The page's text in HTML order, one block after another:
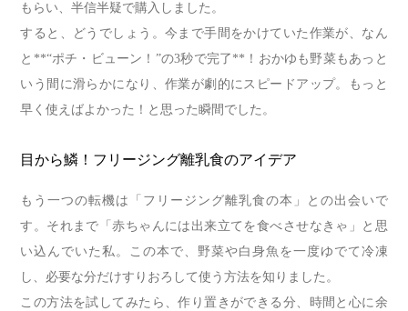
もらい、半信半疑で購入しました。
すると、どうでしょう。今まで手間をかけていた作業が、なん
と**“ポチ・ビューン！”の3秒で完了**！おかゆも野菜もあっと
いう間に滑らかになり、作業が劇的にスピードアップ。もっと
早く使えばよかった！と思った瞬間でした。
目から鱗！フリージング離乳食のアイデア
もう一つの転機は「フリージング離乳食の本」との出会いで
す。それまで「赤ちゃんには出来立てを食べさせなきゃ」と思
い込んでいた私。この本で、野菜や白身魚を一度ゆでて冷凍
し、必要な分だけすりおろして使う方法を知りました。
この方法を試してみたら、作り置きができる分、時間と心に余